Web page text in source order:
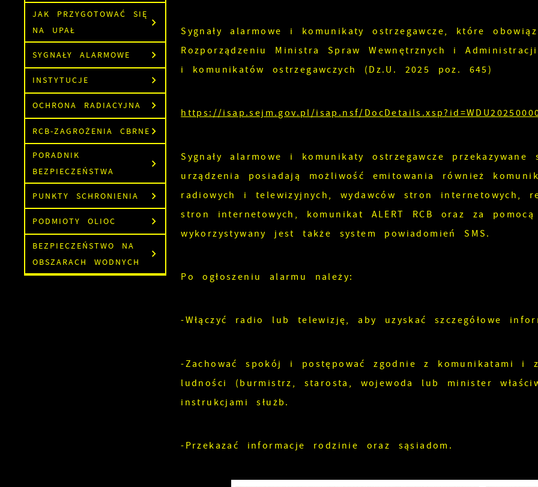
JAK PRZYGOTOWAĆ SIĘ
NA UPAŁ
SYGNAŁY ALARMOWE
INSTYTUCJE
OCHRONA RADIACYJNA
RCB-ZAGROŻENIA CBRNE
PORADNIK
BEZPIECZEŃSTWA
PUNKTY SCHRONIENIA
PODMIOTY OLIOC
BEZPIECZEŃSTWO NA
OBSZARACH WODNYCH
Sygnały alarmowe i komunikaty ostrzegawcze, które
Rozporządzeniu Ministra Spraw Wewnętrznych i
i komunikatów ostrzegawczych (Dz.U. 2025 poz. 645)
https://isap.sejm.gov.pl/isap.nsf/
Sygnały alarmowe i komunikaty ostrzegawcze
urządzenia posiadają możliwość emitowania również
radiowych i telewizyjnych, wydawców stron internetowych,
stron internetowych, komunikat ALERT RCB oraz za
wykorzystywany jest także system powiadomień SMS.
Po ogłoszeniu alarmu należy:
-Włączyć radio lub telewizję, aby uzyskać szczegółowe
-Zachować spokój i postępować zgodnie z komunikatami i
ludności (burmistrz, starosta, wojewoda lub minister
instrukcjami służb.
-Przekazać informacje rodzinie oraz sąsiadom.